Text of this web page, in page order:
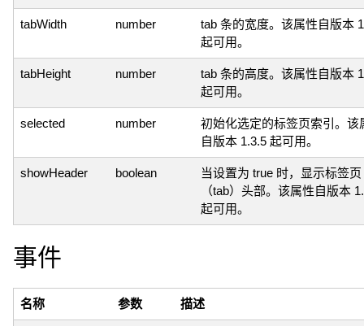
tabWidth number
tab 条的宽度。该属性自版本
起可用。
tabHeight number
tab 条的高度。该属性自版本
起可用。
selected number
初始化选定的标签页索引。该
自版本 1.3.5 起可用。
showHeader boolean
当设置为 true 时，显示标签页
（tab）头部。该属性自版本
起可用。
事件
名称 参数 描述